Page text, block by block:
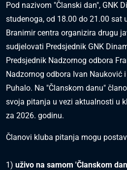
Pod nazivom "Članski dan", GNK
studenoga, od 18.00 do 21.00 sat
Branimir centra organizira drugu
sudjelovati Predsjednik GNK
Predsjednik Nadzornog odbora
Nadzornog odbora Ivan Nauković
Puhalo. Na "Članskom danu"
svoja pitanja u vezi aktualnosti u
za 2026. godinu.
Članovi kluba pitanja mogu
1) uživo na samom 'Članskom